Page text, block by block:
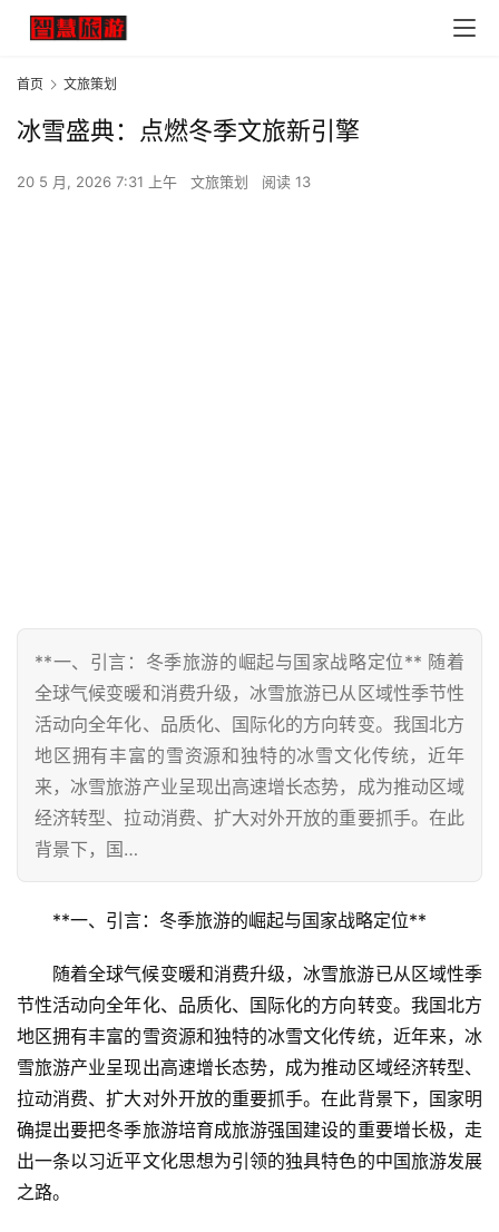
首页 文旅策划
冰雪盛典：点燃冬季文旅新引擎
20 5 月, 2026 7:31 上午 文旅策划 阅读 13
**一、引言：冬季旅游的崛起与国家战略定位** 随着
全球气候变暖和消费升级，冰雪旅游已从区域性季节性
活动向全年化、品质化、国际化的方向转变。我国北方
地区拥有丰富的雪资源和独特的冰雪文化传统，近年
来，冰雪旅游产业呈现出高速增长态势，成为推动区域
经济转型、拉动消费、扩大对外开放的重要抓手。在此
背景下，国…
**一、引言：冬季旅游的崛起与国家战略定位**
随着全球气候变暖和消费升级，冰雪旅游已从区域性季
节性活动向全年化、品质化、国际化的方向转变。我国北方
地区拥有丰富的雪资源和独特的冰雪文化传统，近年来，冰
雪旅游产业呈现出高速增长态势，成为推动区域经济转型、
拉动消费、扩大对外开放的重要抓手。在此背景下，国家明
确提出要把冬季旅游培育成旅游强国建设的重要增长极，走
出一条以习近平文化思想为引领的独具特色的中国旅游发展
之路。